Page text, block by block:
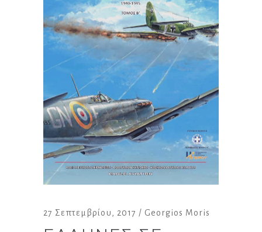
27 Σεπτεμβρίου, 2017 Georgios Moris